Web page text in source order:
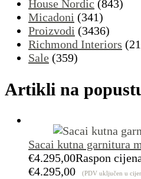
House Nordic (843)
Micadoni (341)
Proizvodi (3436)
Richmond Interiors
Sale (359)
Artikli na
Sacai kutna garnitura
€4.295,00Raspon
€4.295,00
(PDV uključen u